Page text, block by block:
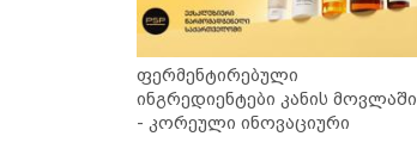
ფერმენტირებული
ინგრედიენტები კანის მოვლაში
- კორეული ინოვაციური